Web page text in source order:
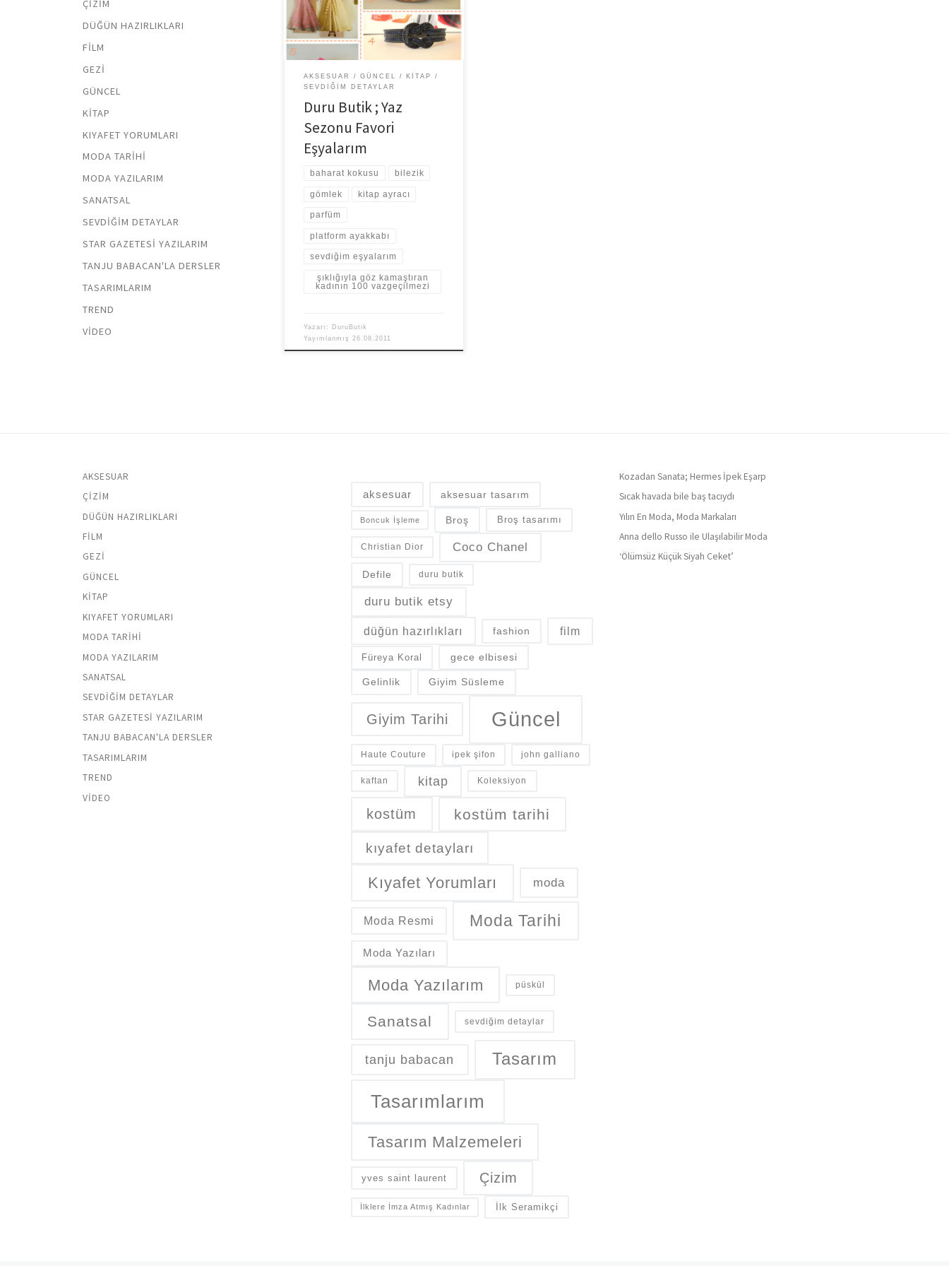
AKSESUAR GÜNCEL
KITAP
SEVDIĞIM DETAYLAR
Duru Butik ; Yaz
Sezonu Favori
Eşyalarım
baharat kokusu bilezik
gömlek kitap ayracı
parfüm
platform ayakkabı
sevdiğim eşyalarım
şıklığıyla göz kamaştıran
kadının 100 vazgeçilmezi
Yazarı: DuruButik
Yayımlanmış26.08.2011
ÇIZIM
DÜĞÜN HAZIRLIKLARI
FILM
GEZI
GÜNCEL
KITAP
KIYAFET YORUMLARI
MODA TARIHI
MODA YAZILARIM
SANATSAL
SEVDIĞIM DETAYLAR
STAR GAZETESI YAZILARIM
TANJU BABACAN'LA DERSLER
TASARIMLARIM
TREND
VIDEO
AKSESUAR
ÇIZIM
DÜĞÜN HAZIRLIKLARI
FILM
GEZI
GÜNCEL
KITAP
KIYAFET YORUMLARI
MODA TARIHI
MODA YAZILARIM
SANATSAL
SEVDIĞIM DETAYLAR
STAR GAZETESI YAZILARIM
TANJU BABACAN'LA DERSLER
TASARIMLARIM
TREND
VIDEO
aksesuar aksesuar tasarım
Boncuk İşleme Broş Broş tasarımı
Christian Dior Coco Chanel
Defile duru butik
duru butik etsy
düğün hazırlıkları fashion film
Füreya Koral gece elbisesi
Gelinlik Giyim Süsleme
Giyim Tarihi Güncel
Haute Couture ipek şifon john galliano
kaftan kitap Koleksiyon
kostüm kostüm tarihi
kıyafet detayları
Kıyafet Yorumları moda
Moda Resmi Moda Tarihi
Moda Yazıları
Moda Yazılarım püskül
Sanatsal sevdiğim detaylar
tanju babacan Tasarım
Tasarımlarım
Tasarım Malzemeleri
yves saint laurent Çizim
İlklere İmza Atmış Kadınlar İlk Seramikçi
Kozadan Sanata; Hermes İpek Eşarp
Sıcak havada bile baş tacıydı
Yılın En Moda, Moda Markaları
Anna dello Russo ile Ulaşılabilir Moda
‘Ölümsüz Küçük Siyah Ceket’